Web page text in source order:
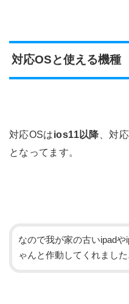
対応OSと使える機種
対応OSはios11以降 、対
となってます。
なので我が家の古いipadや
ゃんと作動してくれました